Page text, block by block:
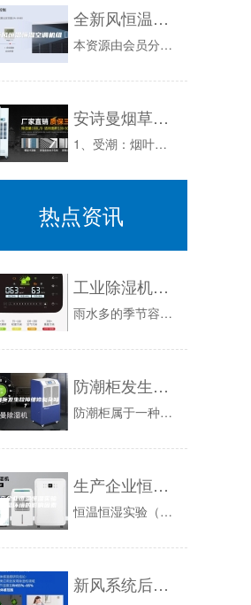
全新风恒温恒湿空调机组
本资源由会员分享，可在线阅读，更多相关《全新风恒温恒湿空调机组（2页珍藏版）》请在人人文库网上搜索。什么是全新风恒温恒湿空调全新风恒温恒湿空...
安诗曼烟草专用除湿机--防止烟叶受潮霉变的利剑
1、受潮：烟叶是一种毛细多孔的胶质海绵体物质，其化学成分主要是糖、蛋白质、各种矿物质及维生素，大部分是亲水性胶体物质和水溶性晶体物质，烟叶这...
热点资讯
工业除湿机的保养方法
雨水多的季节容易引发潮湿，这种湿度与温度容易滋生细菌，人就比较容易得病。因此，这时候使用工业除湿机除湿可以舒缓湿度过高对人体带来的不适，因此...
防潮柜发生故障维修复杂吗？
防潮柜属于一种工业储存设备，如果出现故障需要尽快维修，否则会影响到工厂正常运作。但是，一般工业防潮柜体积都比较大，当机器出现故障时，维修售后...
生产企业恒温恒湿实验室热湿环境的影响因素
恒温恒湿实验（experiment)室热湿环境的影响因素(factor)主要措施（指针对问题的解决办法)：1）采用内保温等措施（指针对问题的...
新风系统后期维护问题